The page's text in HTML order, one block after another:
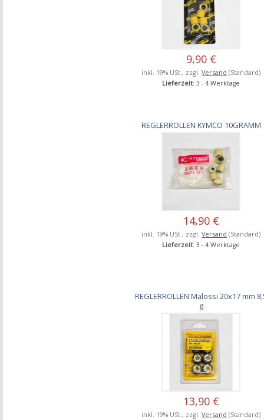
9,90 €
inkl. 19% USt., zzgl.Versand (Standard)
Lieferzeit: 3 - 4 Werktage
REGLERROLLEN KYMCO 10GRAMM
14,90 €
inkl. 19% USt., zzgl.Versand (Standard)
Lieferzeit: 3 - 4 Werktage
REGLERROLLEN Malossi 20x17 mm
g
13,90 €
inkl. 19% USt., zzgl.Versand (Standard)